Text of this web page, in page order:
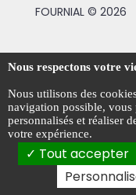
FOURNIAL © 2026
Conditions
Mentions légales
Politique de
Gestion des cookies
Nous respectons votre
Nous utilisons des
navigation possible, vous
personnalisés et réaliser
votre expérience.
Tout accepter